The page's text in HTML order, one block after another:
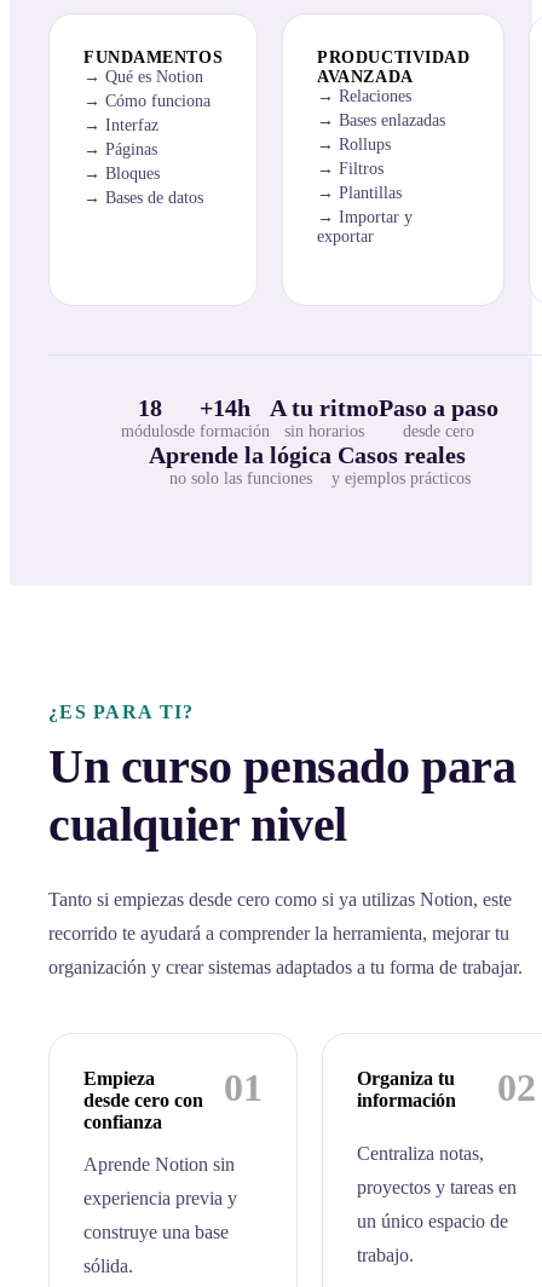
FUNDAMENTOS
Qué es Notion
Cómo funciona
Interfaz
Páginas
Bloques
Bases de datos
PRODUCTIVIDAD
AVANZADA
Relaciones
Bases enlazadas
Rollups
Filtros
Plantillas
Importar y
exportar
18
módulos
+14h
de formación
A tu ritmo
sin horarios
Paso a paso
desde cero
Aprende la lógica
no solo las funciones
Casos reales
y ejemplos prácticos
¿ES PARA TI?
Un curso pensado para
cualquier nivel
Tanto si empiezas desde cero como si ya utilizas Notion, este
recorrido te ayudará a comprender la herramienta, mejorar tu
organización y crear sistemas adaptados a tu forma de trabajar.
01
Empieza
desde cero con
confianza
Aprende Notion sin
experiencia previa y
construye una base
sólida.
02
Organiza tu
información
Centraliza notas,
proyectos y tareas en
un único espacio de
trabajo.